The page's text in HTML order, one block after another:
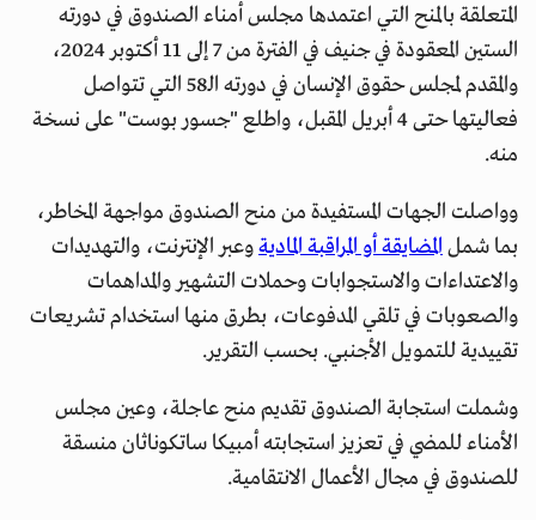
المتعلقة بالمنح التي اعتمدها مجلس أمناء الصندوق في دورته
الستين المعقودة في جنيف في الفترة من 7 إلى 11 أكتوبر 2024،
والمقدم لمجلس حقوق الإنسان في دورته الـ58 التي تتواصل
فعاليتها حتى 4 أبريل المقبل، واطلع "جسور بوست" على نسخة
منه.
وواصلت الجهات المستفيدة من منح الصندوق مواجهة المخاطر،
بما شملالمضايقة أو المراقبة الماديةوعبر الإنترنت، والتهديدات
والاعتداءات والاستجوابات وحملات التشهير والمداهمات
والصعوبات في تلقي المدفوعات، بطرق منها استخدام تشريعات
تقييدية للتمويل الأجنبي. بحسب التقرير.
وشملت استجابة الصندوق تقديم منح عاجلة، وعين مجلس
الأمناء للمضي في تعزيز استجابته أمبيكا ساتكوناثان منسقة
للصندوق في مجال الأعمال الانتقامية.